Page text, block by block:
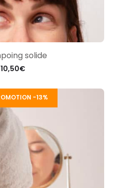
solide
10,50€
-13%